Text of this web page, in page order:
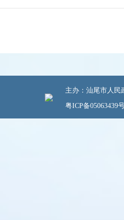
主办：汕尾市人民
粤ICP备05063439